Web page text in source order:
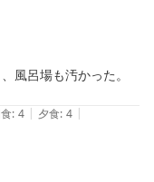
いたので、せめて旅館側
らこちらも対応を考えら
考欄を無視された事がず
女将さんがいらっしゃる
キレイな女性のスタッフ
す。
容を確認しながら、エ
とを、事前にこちらか
ます。
がけや代替案のご案内
ぱいです。
しまい、ご体調を崩さ
提供すべきところ、こ
風呂場も汚かった。
: 4 | 夕食: 4 |